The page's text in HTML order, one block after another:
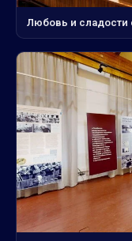
Любовь и сладости